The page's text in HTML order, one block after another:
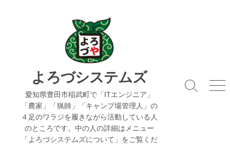
よろづシステムズ
愛知県豊田市稲武町で「ITエンジニア」
「農家」「猟師」「キャンプ場管理人」の
４足のワラジを履きながら活動している人
のところです。中の人の詳細はメニュー
「よろづシステムズについて」をご覧くだ
検
メ